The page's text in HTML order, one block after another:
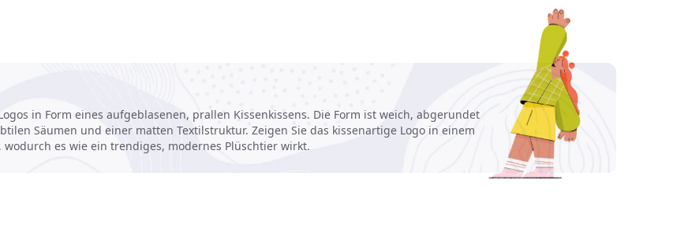
in Form eines aufgeblasenen, prallen Kissenkissens. Die Form ist weich, abgerundet
Säumen und einer matten Textilstruktur. Zeigen Sie das kissenartige Logo in einem
es wie ein trendiges, modernes Plüschtier wirkt.